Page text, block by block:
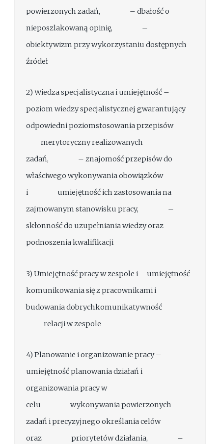
powierzonych zadań, – dbałość o
nieposzlakowaną opinię, –
obiektywizm przy wykorzystaniu dostępnych
źródeł
2) Wiedza specjalistyczna i umiejętność –
poziom wiedzy specjalistycznej gwarantujący
odpowiedni poziomstosowania przepisów
merytoryczny realizowanych
zadań, – znajomość przepisów do
właściwego wykonywania obowiązków
i umiejętność ich zastosowania na
zajmowanym stanowisku pracy, –
skłonność do uzupełniania wiedzy oraz
podnoszenia kwalifikacji
3) Umiejętność pracy w zespole i – umiejętność
komunikowania się z pracownikami i
budowania dobrychkomunikatywność
relacji w zespole
4) Planowanie i organizowanie pracy –
umiejętność planowania działań i
organizowania pracy w
celu wykonywania powierzonych
zadań i precyzyjnego określania celów
oraz priorytetów działania, –